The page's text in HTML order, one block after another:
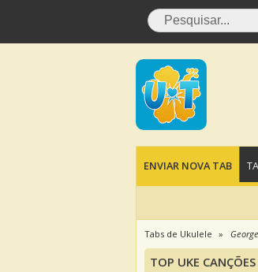
ENVIAR NOVA TAB
Tabs de Ukulele
TOP UKE